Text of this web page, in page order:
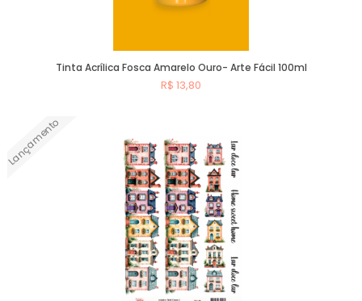
Tinta Acrílica Fosca Amarelo Ouro- Arte Fácil 100ml
R$ 13,80
Lançamento